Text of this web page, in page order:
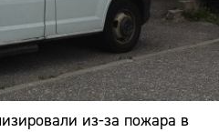
из-за пожара в